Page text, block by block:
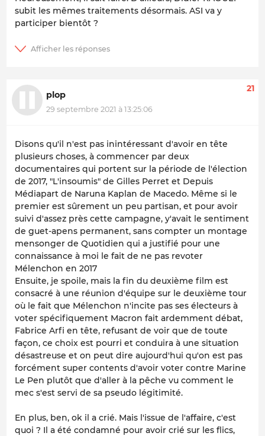
subit les mêmes traitements désormais. ASI va y
participer bientôt ?
plop
29 septembre 2021 à 13:25:06
21
Disons qu'il n'est pas inintéressant d'avoir en tête
plusieurs choses, à commencer par deux
documentaires qui portent sur la période de l'élection
de 2017, "L'insoumis" de Gilles Perret et Depuis
Médiapart de Naruna Kaplan de Macedo. Même si le
premier est sûrement un peu partisan, et pour avoir
suivi d'assez près cette campagne, y'avait le sentiment
de guet-apens permanent, sans compter un montage
mensonger de Quotidien qui a justifié pour une
connaissance à moi le fait de ne pas revoter
Mélenchon en 2017
Ensuite, je spoile, mais la fin du deuxième film est
consacré à une réunion d'équipe sur le deuxième tour
où le fait que Mélenchon n'incite pas ses électeurs à
voter spécifiquement Macron fait ardemment débat,
Fabrice Arfi en tête, refusant de voir que de toute
façon, ce choix est pourri et conduira à une situation
désastreuse et on peut dire aujourd'hui qu'on est pas
forcément super contents d'avoir voter contre Marine
Le Pen plutôt que d'aller à la pêche vu comment le
mec s'est servi de sa pseudo légitimité.
En plus, ben, ok il a crié. Mais l'issue de l'affaire, c'est
quoi ? Il a été condamné pour avoir crié sur les flics,